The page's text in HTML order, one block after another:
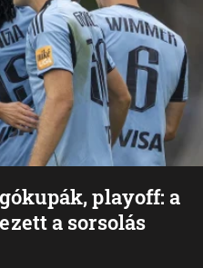
playoff: a
a sorsolás